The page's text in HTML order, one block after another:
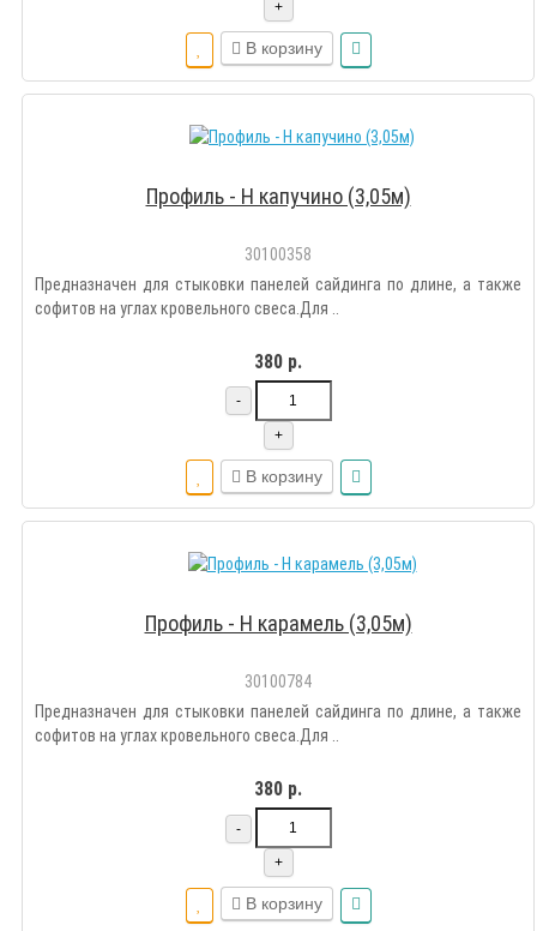
+
В корзину
Профиль - Н капучино (3,05м)
30100358
Предназначен для стыковки панелей сайдинга по длине, а также
софитов на углах кровельного свеса.Для ..
380 р.
-
+
В корзину
Профиль - Н карамель (3,05м)
30100784
Предназначен для стыковки панелей сайдинга по длине, а также
софитов на углах кровельного свеса.Для ..
380 р.
-
+
В корзину